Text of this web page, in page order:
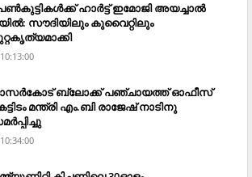
ഹാര്‍ട്ട് ഇമോജി അയച്ചാല്‍
സൗദിയിലും കുവൈറ്റിലും
10:13:00
ബ്ലോക്ക് പഞ്ചായത്ത് ഓഫീസ്
മന്ത്രി എം.ബി രാജേഷ് നാടിനു
10:34:00